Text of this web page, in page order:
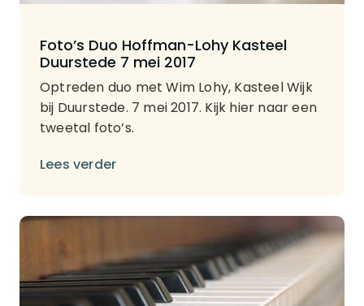
Foto’s Duo Hoffman-Lohy Kasteel
Duurstede 7 mei 2017
Optreden duo met Wim Lohy, Kasteel Wijk
bij Duurstede. 7 mei 2017. Kijk hier naar een
tweetal foto’s.
Lees verder